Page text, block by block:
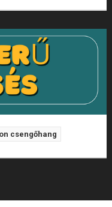
csengőhang